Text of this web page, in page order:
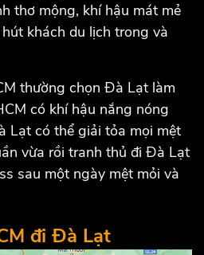
thơ mộng, khí hậu mát mẻ
khách du lịch trong và
thường chọn Đà Lạt làm
có khí hậu nắng nóng
Lạt có thể giải tỏa mọi mệt
vừa rồi tranh thủ đi Đà Lạt
sau một ngày mệt mỏi và
đi Đà Lạt